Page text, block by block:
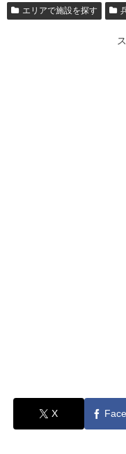
エリアで施設を探す
X